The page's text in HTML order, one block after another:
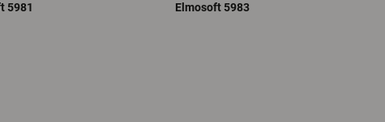
5981 Elmosoft 5983